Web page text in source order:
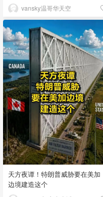
vansky温哥华天空
天方夜谭！特朗普威胁要在美加
边境建造这个